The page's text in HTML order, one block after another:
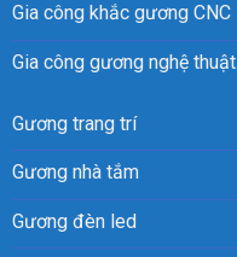
Gia công khắc gương CNC
Gia công gương nghệ thuật
Gương trang trí
Gương nhà tắm
Gương đèn led